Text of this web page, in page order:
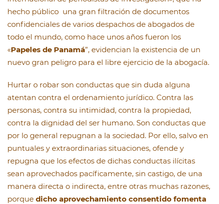
hecho público una gran filtración de documentos
confidenciales de varios despachos de abogados de
todo el mundo, como hace unos años fueron los
«Papeles de Panamá”, evidencian la existencia de un
nuevo gran peligro para el libre ejercicio de la abogacía.
Hurtar o robar son conductas que sin duda alguna
atentan contra el ordenamiento jurídico. Contra las
personas, contra su intimidad, contra la propiedad,
contra la dignidad del ser humano. Son conductas que
por lo general repugnan a la sociedad. Por ello, salvo en
puntuales y extraordinarias situaciones, ofende y
repugna que los efectos de dichas conductas ilícitas
sean aprovechados pacíficamente, sin castigo, de una
manera directa o indirecta, entre otras muchas razones,
porque dicho aprovechamiento consentido fomenta